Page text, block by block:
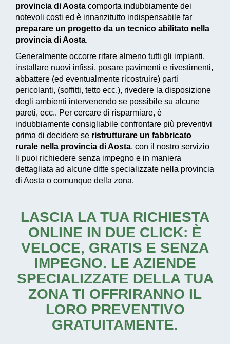
provincia di Aosta comporta indubbiamente dei
notevoli costi ed è innanzitutto indispensabile far
preparare un progetto da un tecnico abilitato nella
provincia di Aosta.
Generalmente occorre rifare almeno tutti gli impianti,
installare nuovi infissi, posare pavimenti e rivestimenti,
abbattere (ed eventualmente ricostruire) parti
pericolanti, (soffitti, tetto ecc.), rivedere la disposizione
degli ambienti intervenendo se possibile su alcune
pareti, ecc.. Per cercare di risparmiare, è
indubbiamente consigliabile confrontare più preventivi
prima di decidere se ristrutturare un fabbricato
rurale nella provincia di Aosta, con il nostro servizio
li puoi richiedere senza impegno e in maniera
dettagliata ad alcune ditte specializzate nella provincia
di Aosta o comunque della zona.
LASCIA LA TUA RICHIESTA
ONLINE IN DUE CLICK: È
VELOCE, GRATIS E SENZA
IMPEGNO. LE AZIENDE
SPECIALIZZATE DELLA TUA
ZONA TI OFFRIRANNO IL
LORO PREVENTIVO
GRATUITAMENTE.